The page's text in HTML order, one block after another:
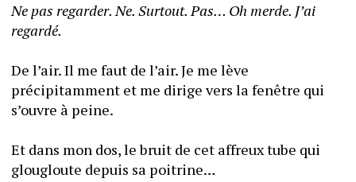
Ne pas regarder. Ne. Surtout. Pas… Oh merde. J’ai
De l’air. Il me faut de l’air. Je me lève
précipitamment et me dirige vers la fenêtre qui
Et dans mon dos, le bruit de cet affreux tube qui
glougloute depuis sa poitrine…